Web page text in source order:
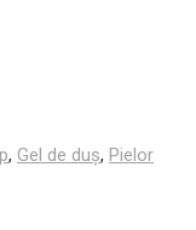
, Gel de duș, Pielor